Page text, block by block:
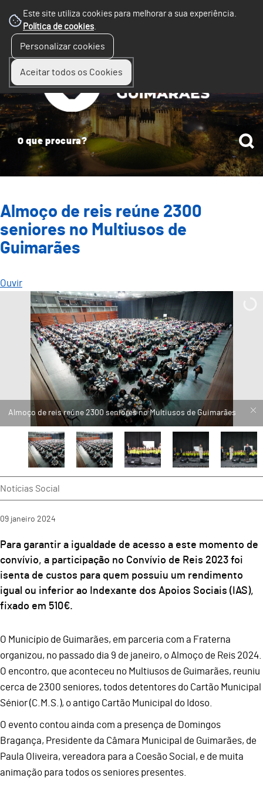
Este site utiliza cookies para melhorar a sua experiência.
Política de cookies.
Personalizar cookies
Aceitar todos os Cookies
Almoço de reis reúne 2300
seniores no Multiusos de
Guimarães
Ouvir
Almoço de reis reúne 2300 seniores no Multiusos de Guimarães
Notícias Social
09 janeiro 2024
Para garantir a igualdade de acesso a este momento de
convívio, a participação no Convívio de Reis 2023 foi
isenta de custos para quem possuiu um rendimento
igual ou inferior ao Indexante dos Apoios Sociais (IAS),
fixado em 510€.
O Município de Guimarães, em parceria com a Fraterna
organizou, no passado dia 9 de janeiro, o Almoço de Reis 2024.
O encontro, que aconteceu no Multiusos de Guimarães, reuniu
cerca de 2300 seniores, todos detentores do Cartão Municipal
Sénior (C.M.S.), o antigo Cartão Municipal do Idoso.
O evento contou ainda com a presença de Domingos
Bragança, Presidente da Câmara Municipal de Guimarães, de
Paula Oliveira, vereadora para a Coesão Social, e de muita
animação para todos os seniores presentes.